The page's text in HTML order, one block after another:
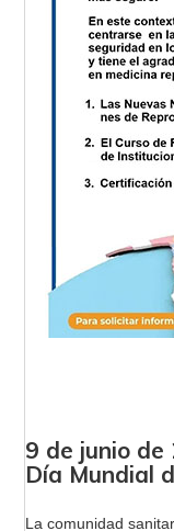
9 de junio de
Día Mundial
La comunidad